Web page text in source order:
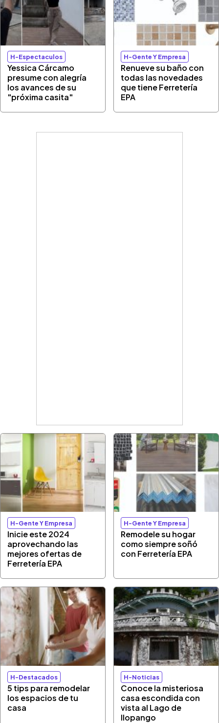
H-Espectaculos
Yessica Cárcamo
presume con alegría
los avances de su
"próxima casita"
H-Gente Y Empresa
Renueve su baño con
todas las novedades
que tiene Ferretería
EPA
H-Gente Y Empresa
Inicie este 2024
aprovechando las
mejores ofertas de
Ferretería EPA
H-Gente Y Empresa
Remodele su hogar
como siempre soñó
con Ferretería EPA
H-Destacados
5 tips para remodelar
los espacios de tu
casa
H-Noticias
Conoce la misteriosa
casa escondida con
vista al Lago de
Ilopango